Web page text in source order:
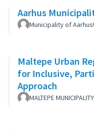
Aarhus
Municipality of Aarhus
Maltepe Urban
for Inclusive,
Approach
MALTEPE MUNICIPALITY